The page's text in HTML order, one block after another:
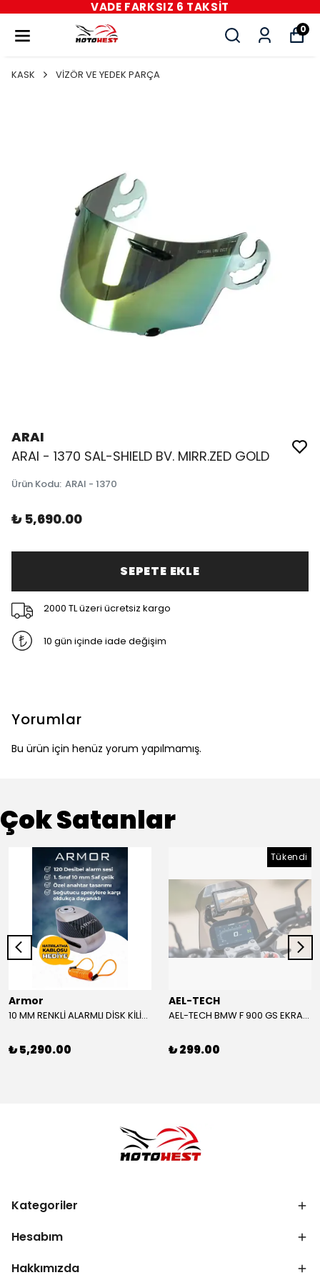
VADE FARKSIZ 6 TAKSİT
0
KASK VİZÖR VE YEDEK PARÇA
ARAI
ARAI - 1370 SAL-SHIELD BV. MIRR.ZED GOLD
Ürün Kodu: ARAI - 1370
₺ 5,690.00
SEPETE EKLE
2000 TL üzeri ücretsiz kargo
10 gün içinde iade değişim
Yorumlar
Bu ürün için henüz yorum yapılmamış.
Çok Satanlar
Armor
10 MM RENKLİ ALARMLI DİSK KİLİDİ YENİ VERSİYON
₺ 5,290.00
Tükendi
AEL-TECH
AEL-TECH BMW F 900 GS EKRAN/GÖSTERGE KORUYUCU 2024-2025
₺ 299.00
Kategoriler
Hesabım
Hakkımızda